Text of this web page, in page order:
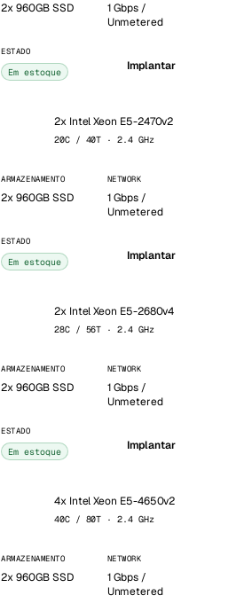
2x 960GB SSD
1 Gbps /
Unmetered
ESTADO
Em estoque Implantar
2x Intel Xeon E5-2470v2
20C / 40T · 2.4 GHz
ARMAZENAMENTO
2x 960GB SSD
NETWORK
1 Gbps /
Unmetered
ESTADO
Em estoque Implantar
2x Intel Xeon E5-2680v4
28C / 56T · 2.4 GHz
ARMAZENAMENTO
2x 960GB SSD
NETWORK
1 Gbps /
Unmetered
ESTADO
Em estoque Implantar
4x Intel Xeon E5-4650v2
40C / 80T · 2.4 GHz
ARMAZENAMENTO
2x 960GB SSD
NETWORK
1 Gbps /
Unmetered